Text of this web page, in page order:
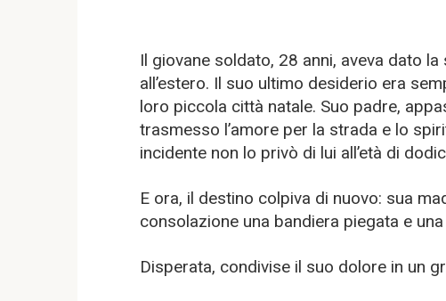
Il giovane soldato, 28 anni, aveva dato
all’estero. Il suo ultimo desiderio era
loro piccola città natale. Suo padre,
trasmesso l’amore per la strada e lo
incidente non lo privò di lui all’età di
E ora, il destino colpiva di nuovo: sua
consolazione una bandiera piegata e
Disperata, condivise il suo dolore in un